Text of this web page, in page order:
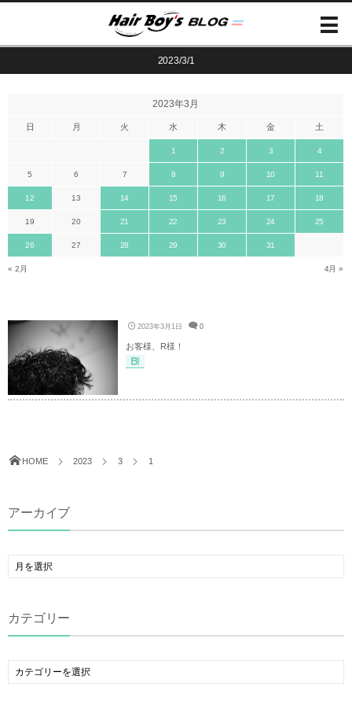
2023/3/1
2023年3月
日 月 火 水 木 金 土
« 2月 4月 »
1 2 3 4
5 6 7 8 9 10 11
12 13 14 15 16 17 18
19 20 21 22 23 24 25
26 27 28 29 30 31
2023年3月1日 0
お客様、R様！
HOME 2023 3 1
アーカイブ
カテゴリー